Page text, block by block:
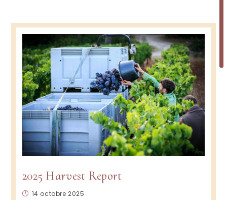
2025 Harvest Report
Publication
14 octobre 2025